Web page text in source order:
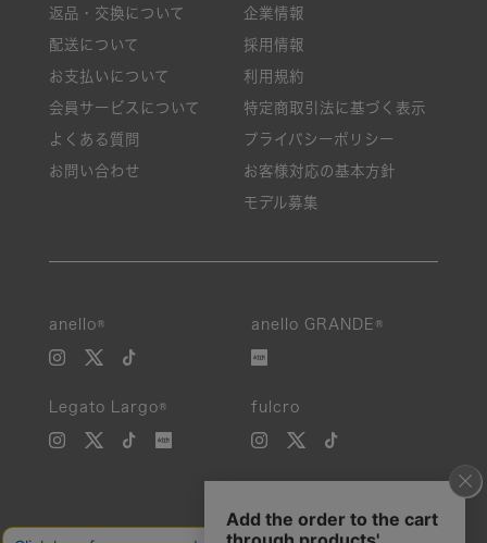
返品・交換について
配送について
お支払いについて
会員サービスについて
よくある質問
お問い合わせ
企業情報
採用情報
利用規約
特定商取引法に基づく表示
プライバシーポリシー
お客様対応の基本方針
モデル募集
anello® anello GRANDE®
Legato Largo® fulcro